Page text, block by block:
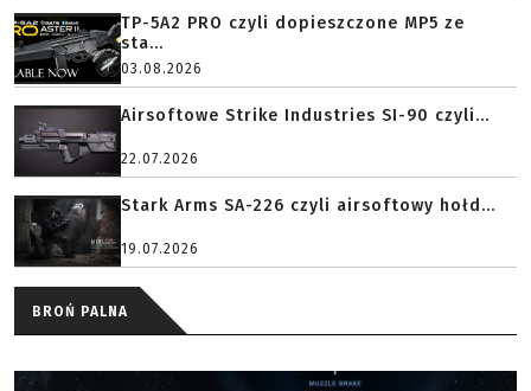
TP-5A2 PRO czyli dopieszczone MP5 ze
sta...
03.08.2026
Airsoftowe Strike Industries SI-90 czyli...
22.07.2026
Stark Arms SA-226 czyli airsoftowy hołd...
19.07.2026
BROŃ PALNA